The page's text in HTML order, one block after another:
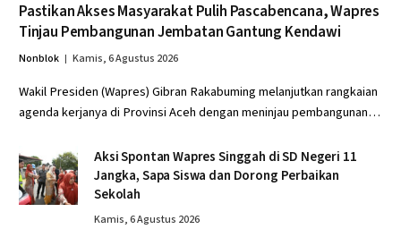
Pastikan Akses Masyarakat Pulih Pascabencana, Wapres
Tinjau Pembangunan Jembatan Gantung Kendawi
Nonblok Kamis, 6 Agustus 2026
Wakil Presiden (Wapres) Gibran Rakabuming melanjutkan rangkaian
agenda kerjanya di Provinsi Aceh dengan meninjau pembangunan…
Aksi Spontan Wapres Singgah di SD Negeri 11
Jangka, Sapa Siswa dan Dorong Perbaikan
Sekolah
Kamis, 6 Agustus 2026